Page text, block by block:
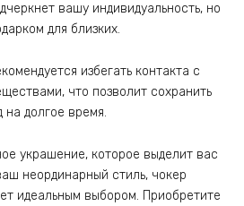
вашу индивидуальность, но
для близких.
избегать контакта с
что позволит сохранить
на долгое время.
украшение, которое выделит вас
неординарный стиль, чокер
идеальным выбором. Приобретите